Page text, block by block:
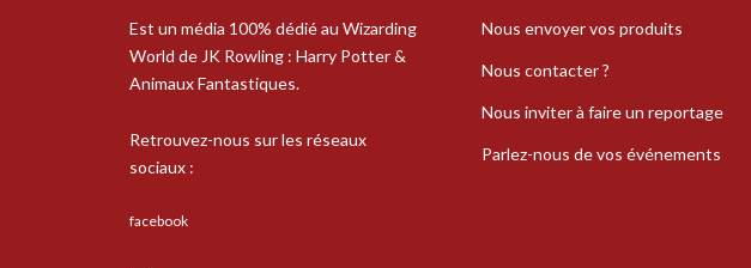
Est un média 100% dédié au Wizarding
World de JK Rowling : Harry Potter &
Animaux Fantastiques.
Retrouvez-nous sur les réseaux
sociaux :
facebook
Nous envoyer vos produits
Nous contacter ?
Nous inviter à faire un reportage
Parlez-nous de vos événements